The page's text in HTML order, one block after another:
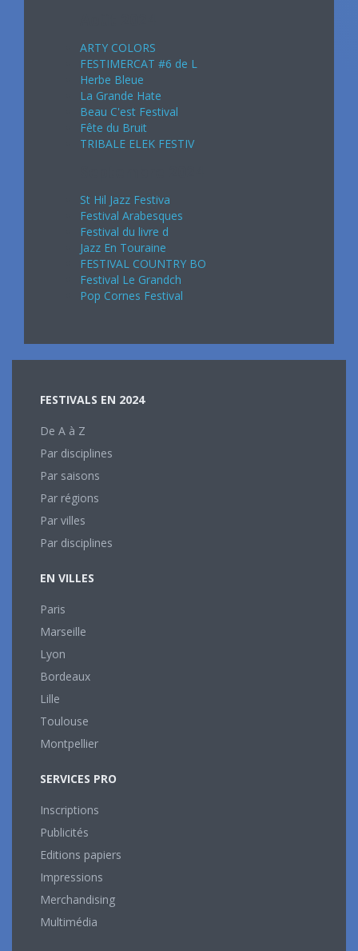
ARTY COLORS
FESTIMERCAT #6 de L
Herbe Bleue
La Grande Hate
Beau C'est Festival
Fête du Bruit
TRIBALE ELEK FESTIV
St Hil Jazz Festiva
Festival Arabesques
Festival du livre d
Jazz En Touraine
FESTIVAL COUNTRY BO
Festival Le Grandch
Pop Cornes Festival
FESTIVALS EN 2024
De A à Z
Par disciplines
Par saisons
Par régions
Par villes
Par disciplines
EN VILLES
Paris
Marseille
Lyon
Bordeaux
Lille
Toulouse
Montpellier
SERVICES PRO
Inscriptions
Publicités
Editions papiers
Impressions
Merchandising
Multimédia